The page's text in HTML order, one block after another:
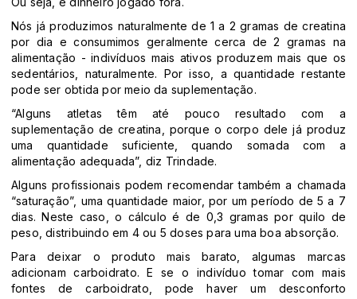
Nós já produzimos naturalmente de 1 a 2 gramas de creatina
por dia e consumimos geralmente cerca de 2 gramas na
alimentação - indivíduos mais ativos produzem mais que os
sedentários, naturalmente. Por isso, a quantidade restante
pode ser obtida por meio da suplementação.
“Alguns atletas têm até pouco resultado com a
suplementação de creatina, porque o corpo dele já produz
uma quantidade suficiente, quando somada com a
alimentação adequada”, diz Trindade.
Alguns profissionais podem recomendar também a chamada
“saturação”, uma quantidade maior, por um período de 5 a 7
dias. Neste caso, o cálculo é de 0,3 gramas por quilo de
peso, distribuindo em 4 ou 5 doses para uma boa absorção.
Para deixar o produto mais barato, algumas marcas
adicionam carboidrato. E se o indivíduo tomar com mais
fontes de carboidrato, pode haver um desconforto